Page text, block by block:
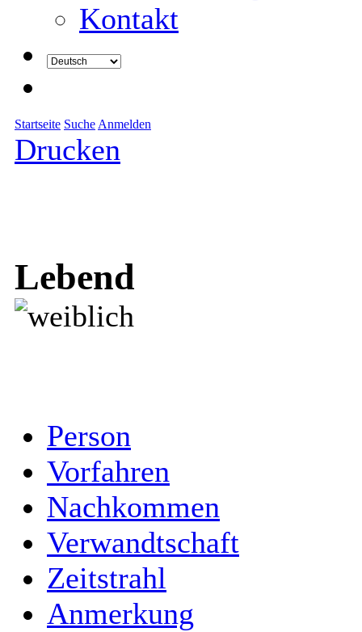
Kontakt
Startseite Suche Anmelden
Drucken
Lebend
Person
Vorfahren
Nachkommen
Verwandtschaft
Zeitstrahl
Anmerkung